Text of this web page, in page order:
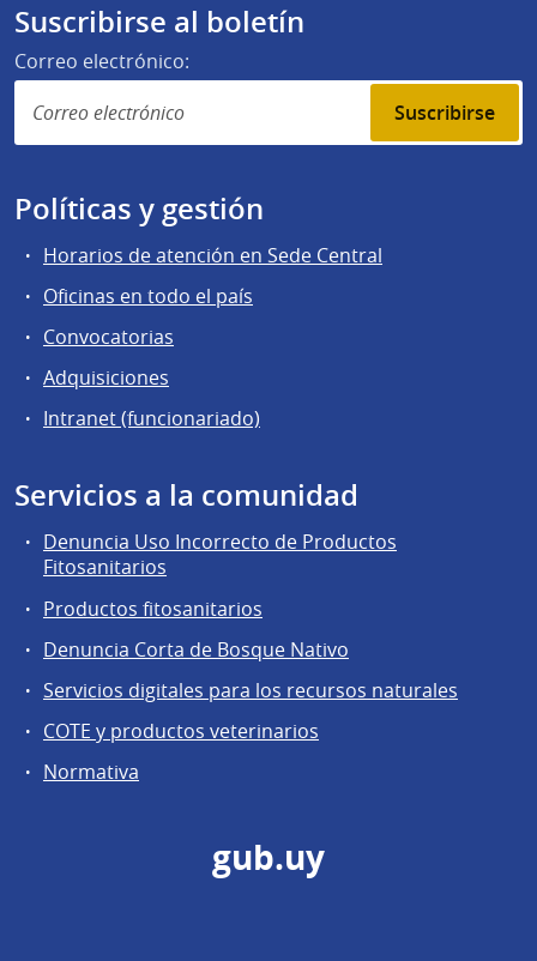
Suscribirse al boletín
Correo electrónico:
Suscribirse
Políticas y gestión
Horarios de atención en Sede Central
Oficinas en todo el país
Convocatorias
Adquisiciones
Intranet (funcionariado)
Servicios a la comunidad
Denuncia Uso Incorrecto de Productos
Fitosanitarios
Productos fitosanitarios
Denuncia Corta de Bosque Nativo
Servicios digitales para los recursos naturales
COTE y productos veterinarios
Normativa
gub.uy